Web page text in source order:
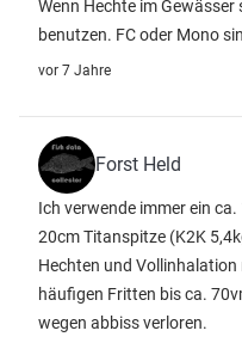
Wenn Hechte im
benutzen. FC oder Mono
vor 7 Jahre
Forst Held
Ich verwende immer ein
20cm Titanspitze (K2K
Hechten und Vollinhalation
häufigen Fritten bis ca.
wegen abbiss verloren.